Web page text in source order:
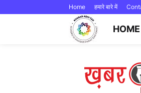
Home हमारे बारे में
HOME